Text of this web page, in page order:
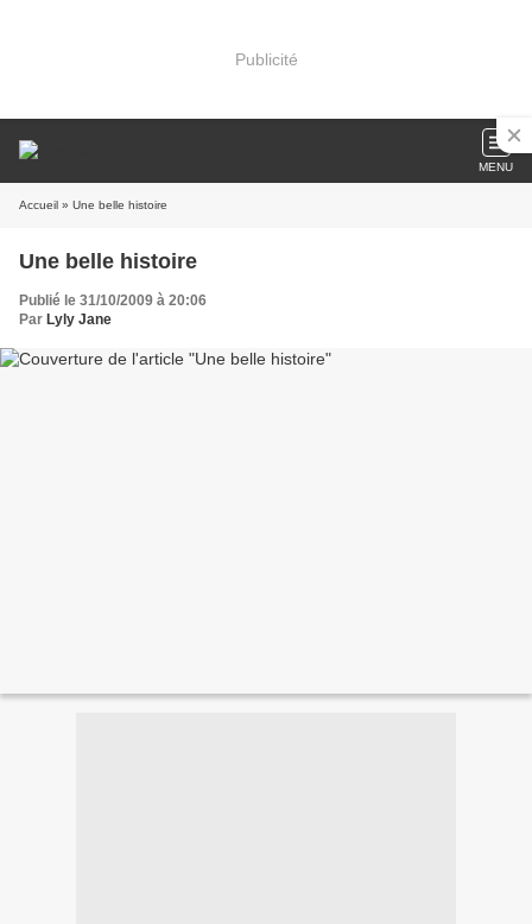
Publicité
MENU
Accueil » Une belle histoire
Une belle histoire
Publié le 31/10/2009 à 20:06
Par Lyly Jane